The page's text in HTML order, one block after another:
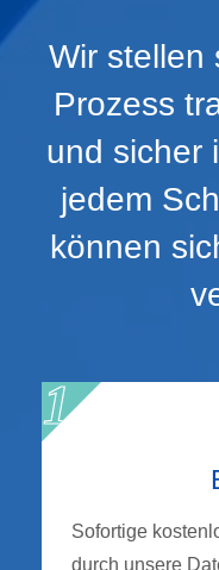
Wir stellen
Prozess
und sicher
jedem
können
Sofortige
durch unsere